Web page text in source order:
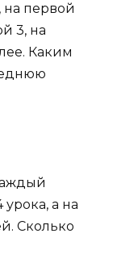
на первой
3, на
Каким
а на
Сколько